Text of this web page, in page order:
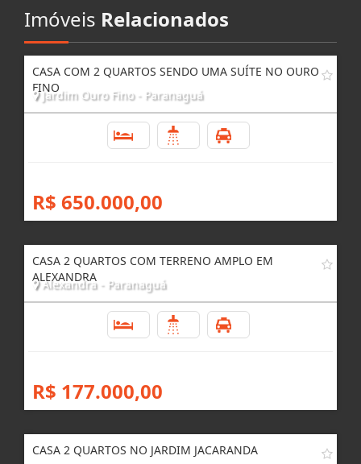
Imóveis Relacionados
CASA COM 2 QUARTOS SENDO UMA SUÍTE NO OURO
FINO
Jardim Ouro Fino - Paranaguá
R$ 650.000,00
CASA 2 QUARTOS COM TERRENO AMPLO EM
ALEXANDRA
Alexandra - Paranaguá
R$ 177.000,00
CASA 2 QUARTOS NO JARDIM JACARANDA